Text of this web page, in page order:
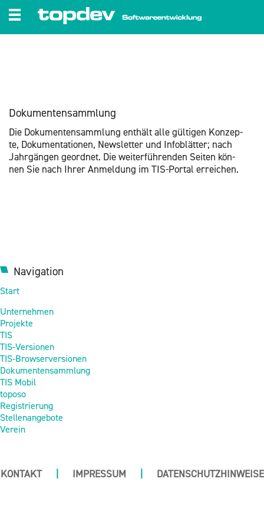
zum Inhalt wechseln
Do­ku­men­ten­samm­lung
Die Do­ku­men­ten­samm­lung ent­hält alle gül­ti­gen Kon­zep­
te, Do­ku­men­ta­tio­nen, News­let­ter und In­fo­blät­ter; nach
Jahr­gän­gen ge­ord­net. Die wei­ter­füh­ren­den Sei­ten kön­
nen Sie nach Ihrer An­mel­dung im TIS-Por­tal er­rei­chen.
Navigation
Start
Unternehmen
Projekte
TIS
TIS-Versionen
TIS-Browserversionen
Dokumentensammlung
TIS Mobil
toposo
Registrierung
Stellenangebote
Verein
KONTAKT| IMPRESSUM DATENSCHUTZHINWEISE